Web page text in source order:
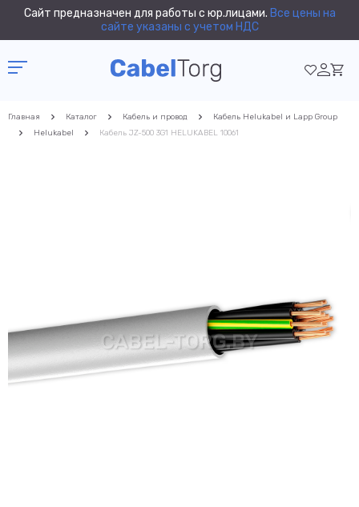
Сайт предназначен для работы с юр.лицами. Все цены на
сайте указаны с учетом НДС
Главная Каталог Кабель и провод
Кабель Helukabel и Lapp Group
Helukabel
Кабель JZ-500 3G1 HELUKABEL 10061